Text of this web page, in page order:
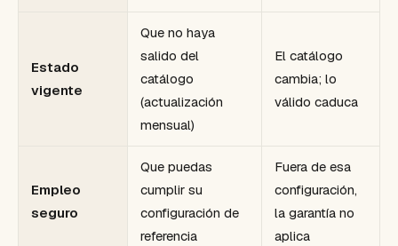
Estado
vigente
Que no haya
salido del
catálogo
(actualización
mensual)
El catálogo
cambia; lo
válido caduca
Empleo
seguro
Que puedas
cumplir su
configuración de
referencia
Fuera de esa
configuración,
la garantía no
aplica